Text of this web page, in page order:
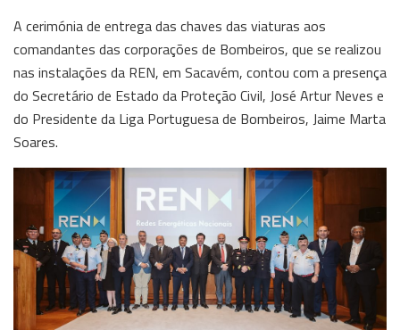
A cerimónia de entrega das chaves das viaturas aos
comandantes das corporações de Bombeiros, que se realizou
nas instalações da REN, em Sacavém, contou com a presença
do Secretário de Estado da Proteção Civil, José Artur Neves e
do Presidente da Liga Portuguesa de Bombeiros, Jaime Marta
Soares.